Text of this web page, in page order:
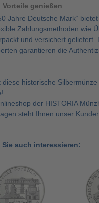
genießen
Jahre Deutsche Mark“
Zahlungsmethoden wie
und versichert
garantieren die
diese historische
der HISTORIA
steht Ihnen unser
auch interessieren: